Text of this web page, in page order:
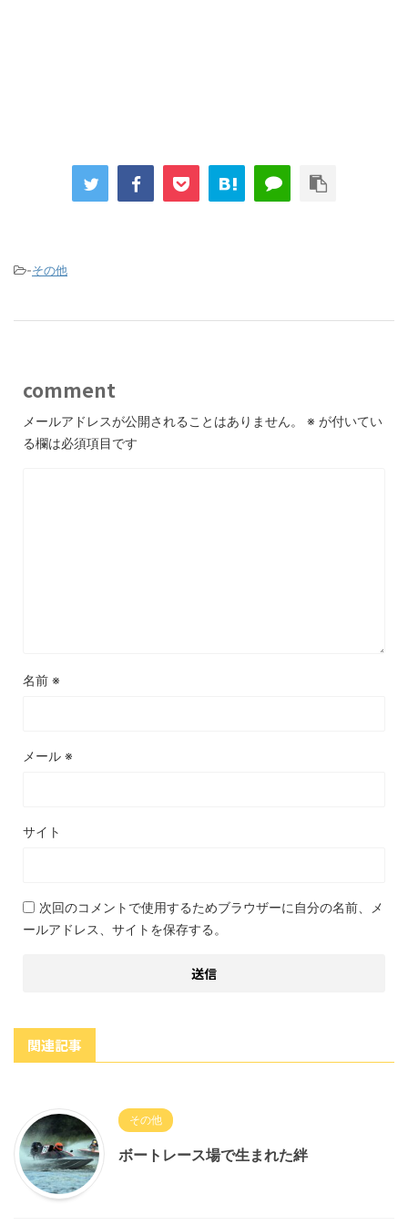
-その他
comment
メールアドレスが公開されることはありません。 ※ が付いてい
る欄は必須項目です
名前 ※
メール ※
サイト
次回のコメントで使用するためブラウザーに自分の名前、メ
ールアドレス、サイトを保存する。
関連記事
その他
ボートレース場で生まれた絆